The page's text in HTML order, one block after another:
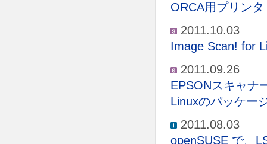
ORCA用プリン
2011.10.03
Image Scan! for
2011.09.26
EPSONスキャナ
Linuxのパッケー
2011.08.03
openSUSE で、